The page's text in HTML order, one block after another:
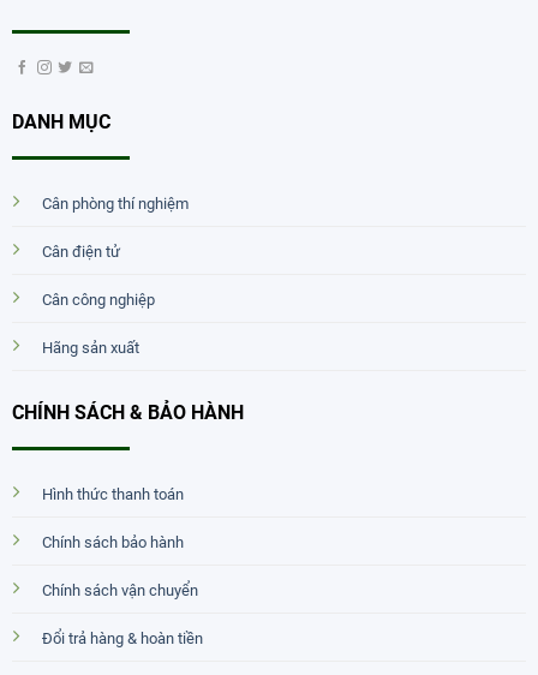
DANH MỤC
Cân phòng thí nghiệm
Cân điện tử
Cân công nghiệp
Hãng sản xuất
CHÍNH SÁCH & BẢO HÀNH
Hình thức thanh toán
Chính sách bảo hành
Chính sách vận chuyển
Đổi trả hàng & hoàn tiền